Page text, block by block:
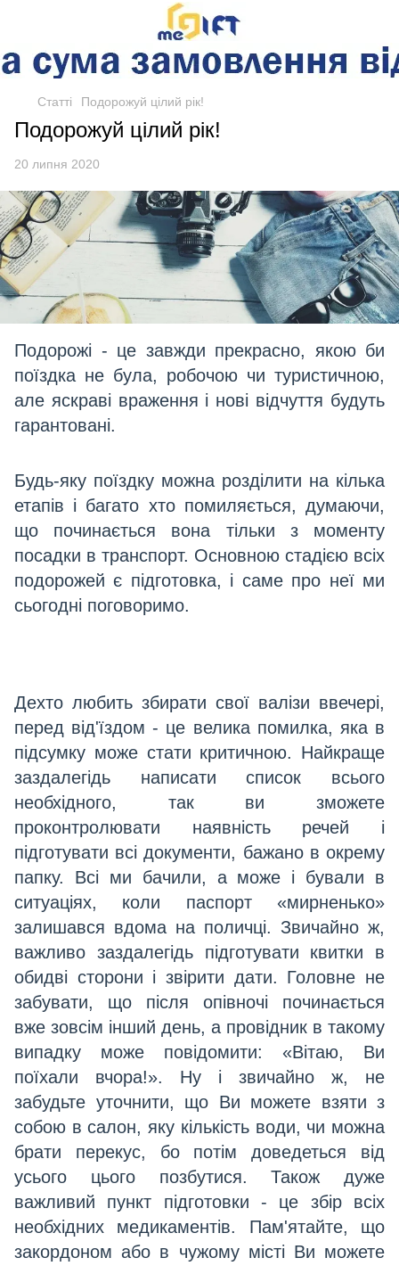
Статті Подорожуй цілий рік!
Подорожуй цілий рік!
20 липня 2020
Подорожі - це завжди прекрасно, якою би
поїздка не була, робочою чи туристичною,
але яскраві враження і нові відчуття будуть
гарантовані.
Будь-яку поїздку можна розділити на кілька
етапів і багато хто помиляється, думаючи,
що починається вона тільки з моменту
посадки в транспорт. Основною стадією всіх
подорожей є підготовка, і саме про неї ми
сьогодні поговоримо.
Дехто любить збирати свої валізи ввечері,
перед від'їздом - це велика помилка, яка в
підсумку може стати критичною. Найкраще
заздалегідь написати список всього
необхідного, так ви зможете
проконтролювати наявність речей і
підготувати всі документи, бажано в окрему
папку.
Всі ми бачили, а може і бували в
ситуаціях, коли паспорт «мирненько»
залишався вдома на поличці. Звичайно ж,
важливо заздалегідь підготувати квитки в
обидві сторони і звірити дати. Головне не
забувати, що після опівночі починається
вже зовсім інший день, а провідник в такому
випадку може повідомити: «Вітаю, Ви
поїхали вчора!». Ну і звичайно ж, не
забудьте уточнити, що Ви можете взяти з
собою в салон, яку кількість води, чи можна
брати перекус, бо потім доведеться від
усього цього позбутися.
Також дуже
важливий пункт підготовки - це збір всіх
необхідних медикаментів.
Пам'ятайте, що
закордоном або в чужому місті Ви можете